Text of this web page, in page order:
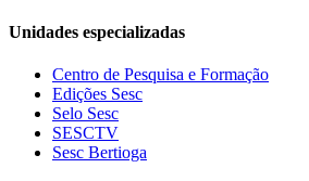
Unidades especializadas
Centro de Pesquisa e Formação
Edições Sesc
Selo Sesc
SESCTV
Sesc Bertioga